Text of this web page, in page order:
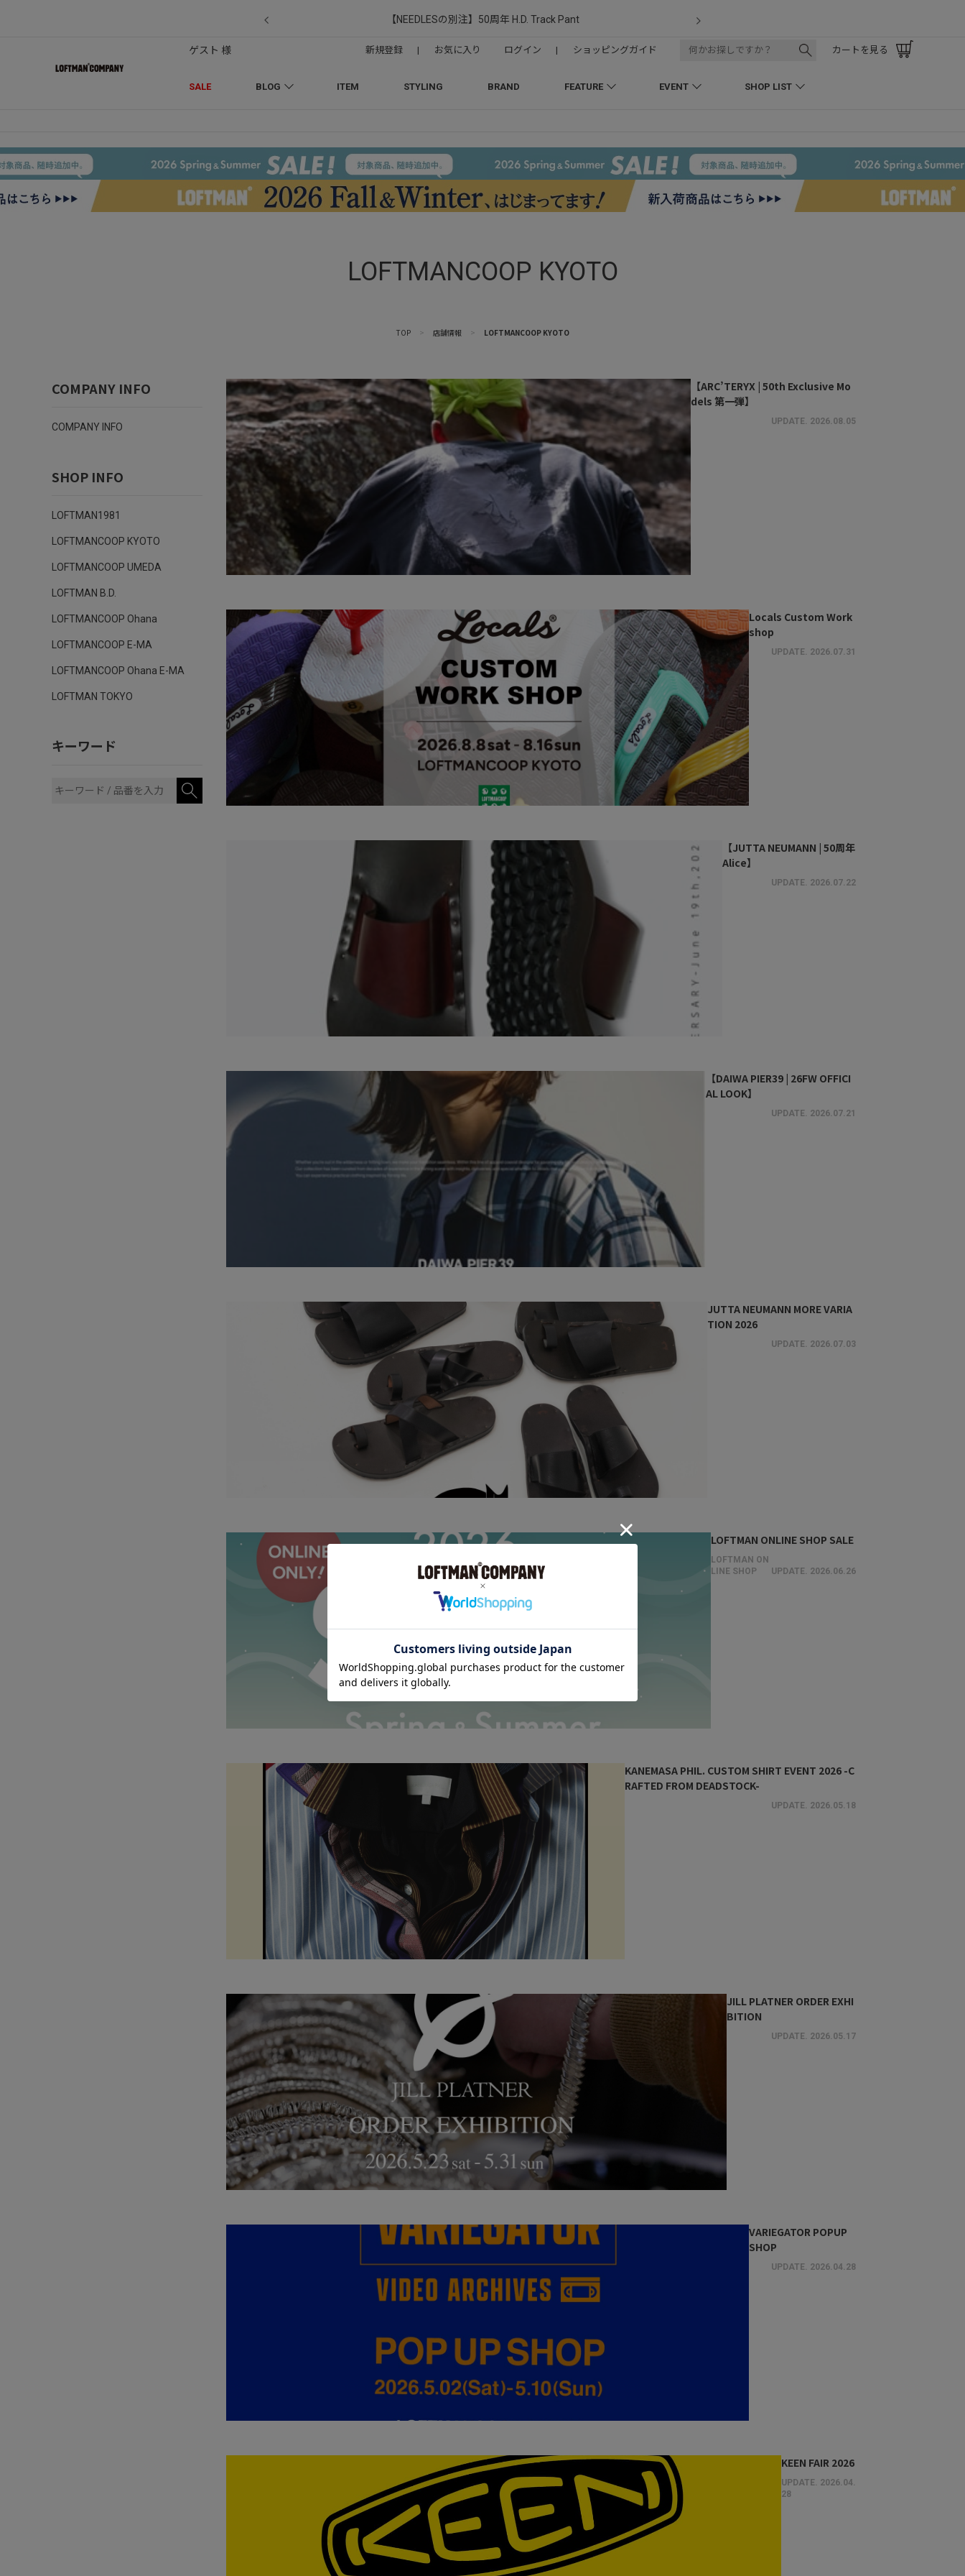
【NEEDLESの別注】50周年 H.D. Track Pant
SALE BLOG ITEM STYLING BRAND FEATURE EVENT SHOP LIST
ゲスト 様 新規登録 | お気に入り ログイン | ショッピングガイド カートを見る
LOFTMANCOOP KYOTO
TOP > 店舗情報 > LOFTMANCOOP KYOTO
COMPANY INFO
COMPANY INFO
SHOP INFO
LOFTMAN1981
LOFTMANCOOP KYOTO
LOFTMANCOOP UMEDA
LOFTMAN B.D.
LOFTMANCOOP Ohana
LOFTMANCOOP E-MA
LOFTMANCOOP Ohana E-MA
LOFTMAN TOKYO
キーワード
【ARC’TERYX | 50th Exclusive Mo
dels 第一弾】
UPDATE. 2026.08.05
Locals Custom Work
shop
UPDATE. 2026.07.31
【JUTTA NEUMANN | 50周年
Alice】
UPDATE. 2026.07.22
【DAIWA PIER39 | 26FW OFFICI
AL LOOK】
UPDATE. 2026.07.21
JUTTA NEUMANN MORE VARIA
TION 2026
UPDATE. 2026.07.03
LOFTMAN ONLINE SHOP SALE
LOFTMAN ON
LINE SHOP
UPDATE. 2026.06.26
KANEMASA PHIL. CUSTOM SHIRT EVENT 2026 -C
RAFTED FROM DEADSTOCK-
UPDATE. 2026.05.18
JILL PLATNER ORDER EXHI
BITION
UPDATE. 2026.05.17
VARIEGATOR POPUP
SHOP
UPDATE. 2026.04.28
KEEN FAIR 2026
UPDATE. 2026.04.
28